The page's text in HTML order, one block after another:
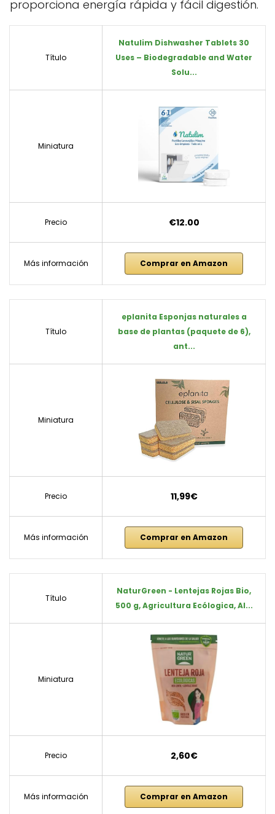
proporciona energía rápida y fácil digestión.
Título
Natulim Dishwasher Tablets 30
Uses – Biodegradable and Water
Solu...
Miniatura
Precio €12.00
Más información Comprar en Amazon
Título
eplanita Esponjas naturales a
base de plantas (paquete de 6),
ant...
Miniatura
Precio 11,99€
Más información Comprar en Amazon
Título
NaturGreen - Lentejas Rojas Bio,
500 g, Agricultura Ecólogica, Al...
Miniatura
Precio 2,60€
Más información Comprar en Amazon